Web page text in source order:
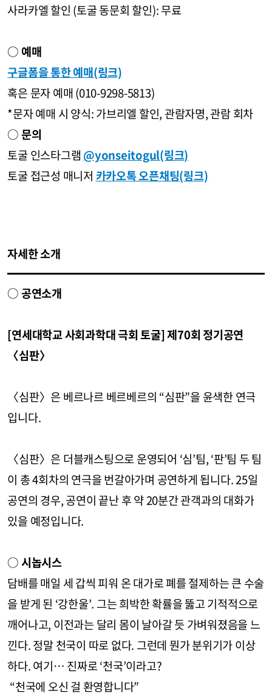
사라카엘 할인 (토굴 동문회 할인): 무료
○ 예매
구글폼을 통한 예매(링크)
혹은 문자 예매 (010-9298-5813)
*문자 예매 시 양식: 가브리엘 할인, 관람자명, 관람 회차
○문의
토굴 인스타그램 @yonseitogul(링크)
토굴 접근성 매니저 카카오톡 오픈채팅(링크)
자세한 소개
○공연소개
[연세대학교 사회과학대 극회 토굴] 제70회 정기공연
〈심판〉
〈심판〉은 베르나르 베르베르의 “심판”을 윤색한 연극
입니다.
〈심판〉은 더블캐스팅으로 운영되어 ‘심’팀, ‘판’팀 두 팀
이 총 4회차의 연극을 번갈아가며 공연하게 됩니다. 25일
공연의 경우, 공연이 끝난 후 약 20분간 관객과의 대화가
있을 예정입니다.
○시놉시스
담배를 매일 세 갑씩 피워 온 대가로 폐를 절제하는 큰 수술
을 받게 된 ‘강한울’. 그는 희박한 확률을 뚫고 기적적으로
깨어나고, 이전과는 달리 몸이 날아갈 듯 가벼워졌음을 느
낀다. 정말 천국이 따로 없다. 그런데 뭔가 분위기가 이상
하다. 여기… 진짜로 ‘천국’이라고?
“천국에 오신 걸 환영합니다”